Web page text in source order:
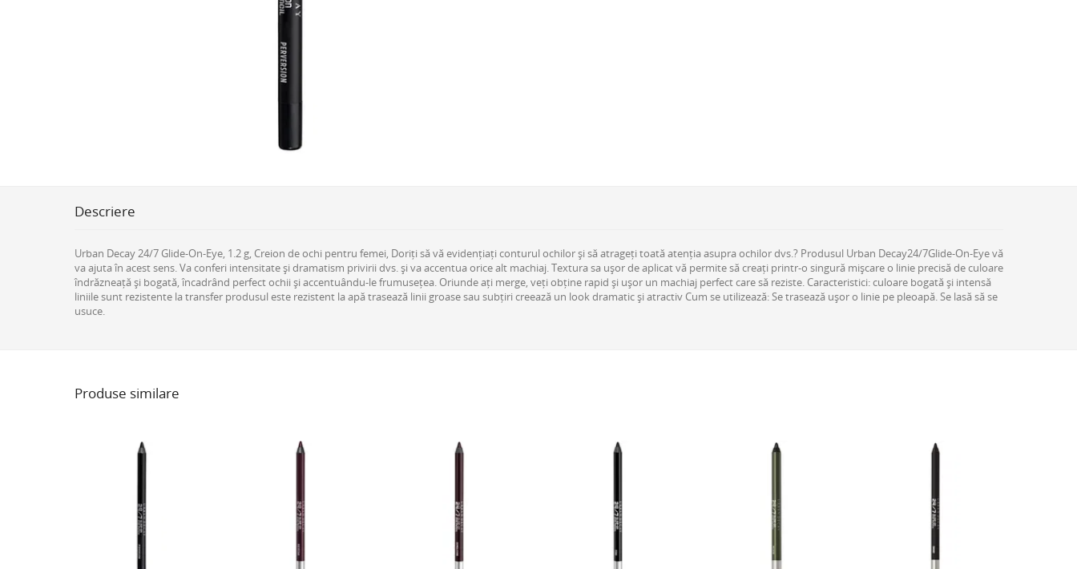
Descriere
Urban Decay 24/7 Glide-On-Eye, 1.2 g, Creion de ochi pentru femei, Doriți să vă evidențiați conturul ochilor și să atrageți toată atenția asupra ochilor dvs.? Produsul Urban Decay24/7Glide-On-Eye vă
va ajuta în acest sens. Va conferi intensitate și dramatism privirii dvs. și va accentua orice alt machiaj. Textura sa ușor de aplicat vă permite să creați printr-o singură mișcare o linie precisă de culoare
îndrăzneață și bogată, încadrând perfect ochii și accentuându-le frumusețea. Oriunde ați merge, veți obține rapid și ușor un machiaj perfect care să reziste. Caracteristici: culoare bogată și intensă
liniile sunt rezistente la transfer produsul este rezistent la apă trasează linii groase sau subțiri creează un look dramatic și atractiv Cum se utilizează: Se trasează ușor o linie pe pleoapă. Se lasă să se
usuce.
Produse similare